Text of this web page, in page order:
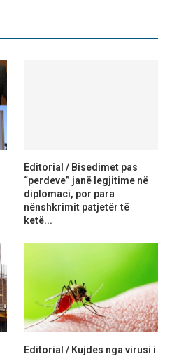
Editorial / Bisedimet pas
“perdeve” janë legjitime në
diplomaci, por para
nënshkrimit patjetër të
ketë...
Editorial / Kujdes nga virusi i